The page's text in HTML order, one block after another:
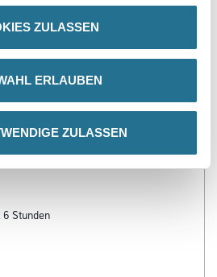
ZULASSEN
ERLAUBEN
ZULASSEN
Anstriche für ansatzfreie
Anstriche auf Renoviervlies
6 Stunden